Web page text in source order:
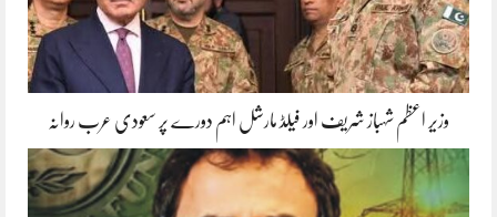
وزیر اعظم شہباز شریف اور فیلڈ مارشل اہم دورے پر سعودی عرب روانہ